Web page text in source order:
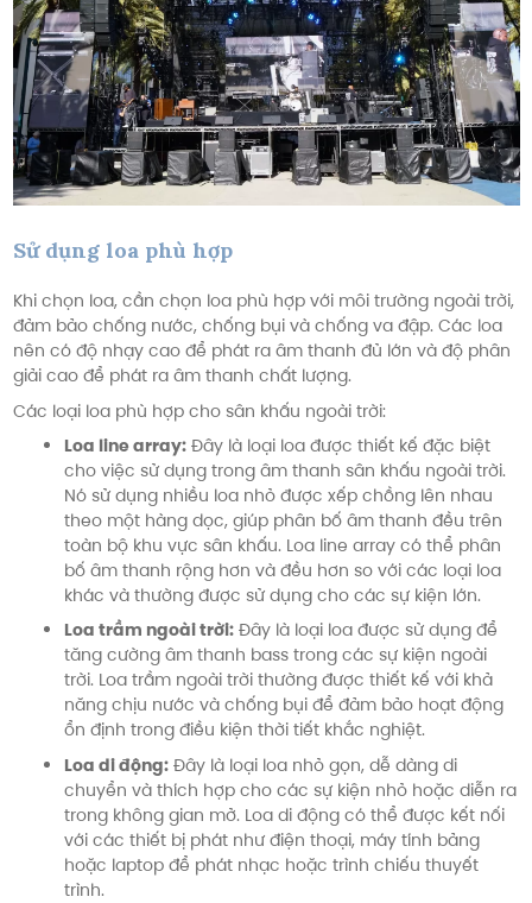
Sử dụng loa phù hợp
Khi chọn loa, cần chọn loa phù hợp với môi trường ngoài trời,
đảm bảo chống nước, chống bụi và chống va đập. Các loa
nên có độ nhạy cao để phát ra âm thanh đủ lớn và độ phân
giải cao để phát ra âm thanh chất lượng.
Các loại loa phù hợp cho sân khấu ngoài trời:
Loa line array:Đây là loại loa được thiết kế đặc biệt
cho việc sử dụng trong âm thanh sân khấu ngoài trời.
Nó sử dụng nhiều loa nhỏ được xếp chồng lên nhau
theo một hàng dọc, giúp phân bố âm thanh đều trên
toàn bộ khu vực sân khấu. Loa line array có thể phân
bố âm thanh rộng hơn và đều hơn so với các loại loa
khác và thường được sử dụng cho các sự kiện lớn.
Loa trầm ngoài trời:Đây là loại loa được sử dụng để
tăng cường âm thanh bass trong các sự kiện ngoài
trời. Loa trầm ngoài trời thường được thiết kế với khả
năng chịu nước và chống bụi để đảm bảo hoạt động
ổn định trong điều kiện thời tiết khắc nghiệt.
Loa di động:Đây là loại loa nhỏ gọn, dễ dàng di
chuyển và thích hợp cho các sự kiện nhỏ hoặc diễn ra
trong không gian mở. Loa di động có thể được kết nối
với các thiết bị phát như điện thoại, máy tính bảng
hoặc laptop để phát nhạc hoặc trình chiếu thuyết
trình.